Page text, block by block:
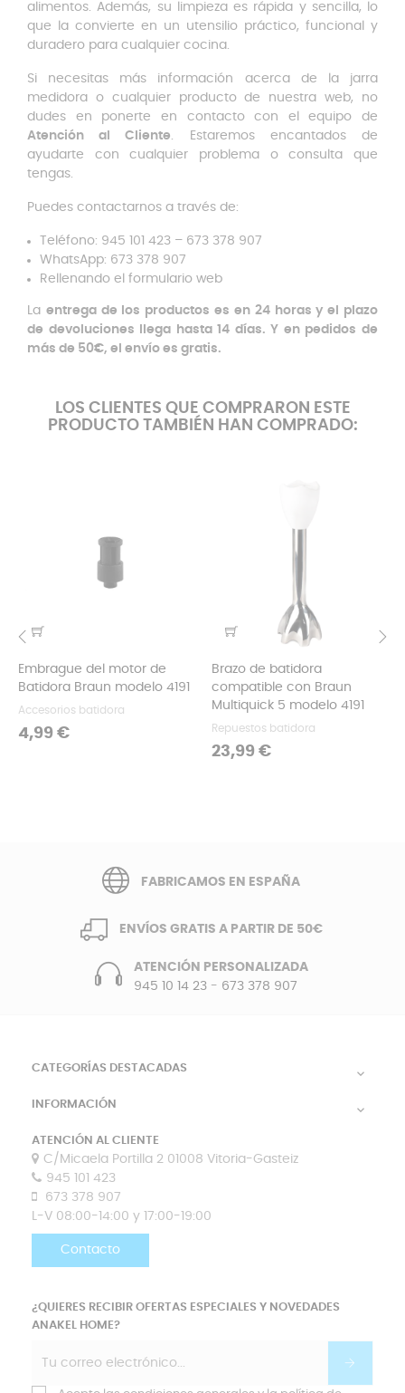
alimentos. Además, su limpieza es rápida y sencilla, lo
que la convierte en un utensilio práctico, funcional y
duradero para cualquier cocina.
Si necesitas más información acerca de la jarra
medidora o cualquier producto de nuestra web, no
dudes en ponerte en contacto con el equipo de
Atención al Cliente. Estaremos encantados de
ayudarte con cualquier problema o consulta que
tengas.
Puedes contactarnos a través de:
Teléfono: 945 101 423 – 673 378 907
WhatsApp: 673 378 907
Rellenando el formulario web
La entrega de los productos es en 24 horas y el plazo
de devoluciones llega hasta 14 días. Y en pedidos de
más de 50€, el envío es gratis.
LOS CLIENTES QUE COMPRARON ESTE
PRODUCTO TAMBIÉN HAN COMPRADO:
Embrague del motor de
Batidora Braun modelo 4191
Accesorios batidora
Precio
4,99 €
Brazo de batidora
compatible con Braun
Multiquick 5 modelo 4191
Repuestos batidora
Precio
23,99 €
‹
FABRICAMOS EN ESPAÑA
ENVÍOS GRATIS A PARTIR DE 50€
ATENCIÓN PERSONALIZADA
945 10 14 23- 673 378 907
CATEGORÍAS DESTACADAS 
INFORMACIÓN 
ATENCIÓN AL CLIENTE
C/Micaela Portilla 2 01008 Vitoria-Gasteiz
945 101 423
673 378 907
L-V 08:00-14:00 y 17:00-19:00
Contacto
¿QUIERES RECIBIR OFERTAS ESPECIALES Y NOVEDADES
ANAKEL HOME?